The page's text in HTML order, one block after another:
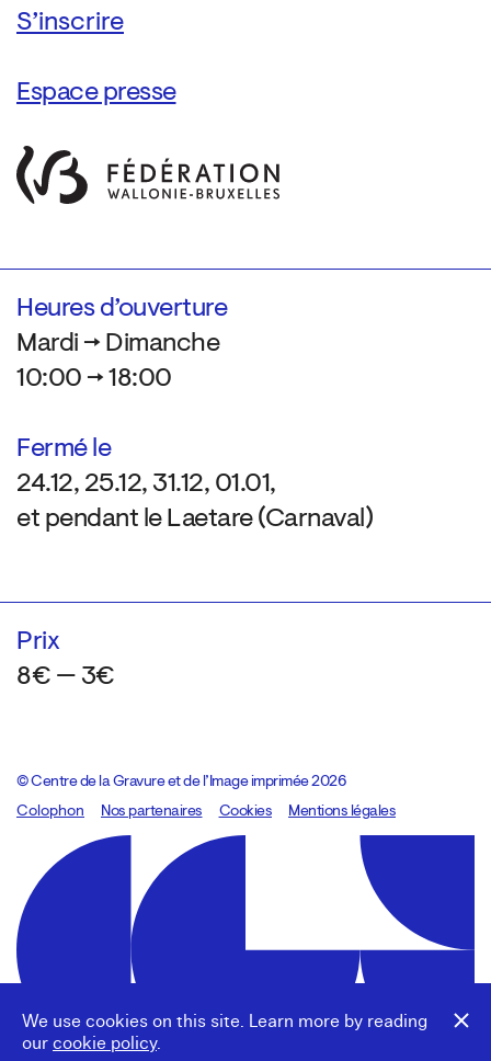
We use cookies on this site. Learn more by reading
our cookie policy.
Espace presse
Heures d’ouverture
Mardi → Dimanche
10:00 → 18:00
Fermé le
24.12, 25.12, 31.12, 01.01,
et pendant le Laetare (Carnaval)
Prix
8€ — 3€
© Centre de la Gravure et de l’Image imprimée 2026
Colophon
Design:Marcel Kaczmarek, code:8080.studio
Nos partenaires Cookies Mentions légales